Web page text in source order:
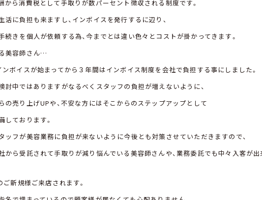
から消費税として手取りが数パーセント徴収される制度です。
活に負担も来ますし、インボイスを発行するに辺り、
続きを個人が依頼する為、今までとは違い色々とコストが掛かってきます。
美容師さん…
ンボイスが始まってから３年間はインボイス制度を会社で負担する事にしました。
討中ではありますがなるべくスタッフの負担が増えないように、
の売り上げUPや、不安な方にはそこからのステップアップとして
しております。
ッフが美容業務に負担が来ないように今後とも対策させていただきますので、
から受託されて手取りが減り悩んでいる美容師さんや、業務委託でも中々入客が
新規様ご来店されます。